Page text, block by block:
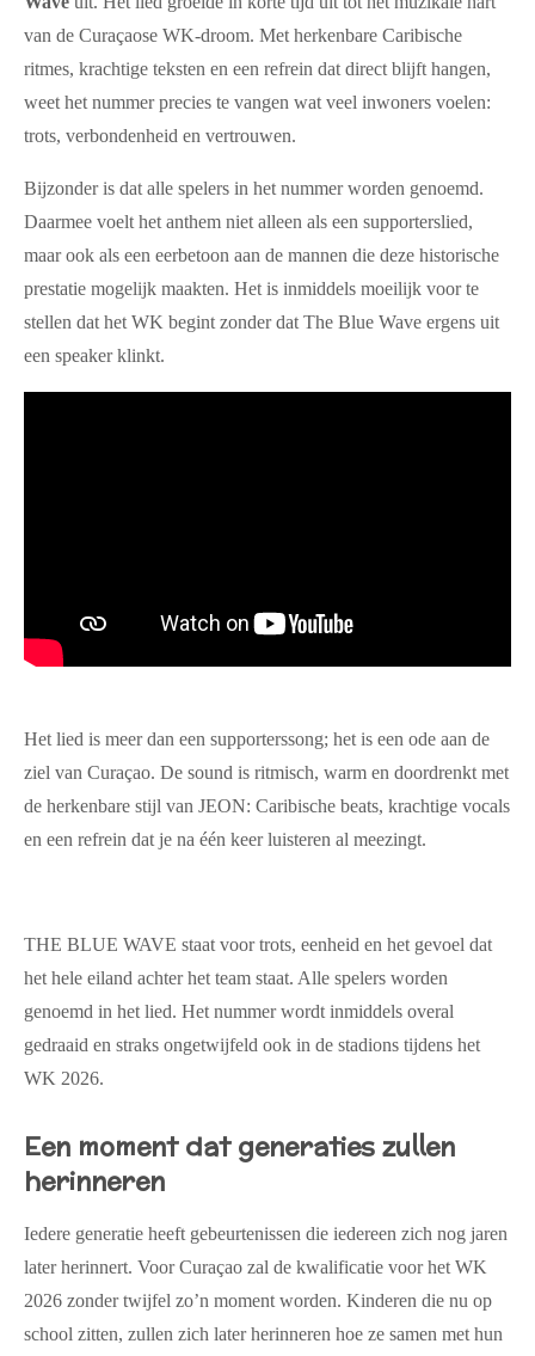
van de Curaçaose WK-droom. Met herkenbare Caribische
ritmes, krachtige teksten en een refrein dat direct blijft hangen,
weet het nummer precies te vangen wat veel inwoners voelen:
trots, verbondenheid en vertrouwen.
Bijzonder is dat alle spelers in het nummer worden genoemd.
Daarmee voelt het anthem niet alleen als een supporterslied,
maar ook als een eerbetoon aan de mannen die deze historische
prestatie mogelijk maakten. Het is inmiddels moeilijk voor te
stellen dat het WK begint zonder dat The Blue Wave ergens uit
een speaker klinkt.
Het lied is meer dan een supporterssong; het is een ode aan de
ziel van Curaçao. De sound is ritmisch, warm en doordrenkt met
de herkenbare stijl van JEON: Caribische beats, krachtige vocals
en een refrein dat je na één keer luisteren al meezingt.
THE BLUE WAVE staat voor trots, eenheid en het gevoel dat
het hele eiland achter het team staat. Alle spelers worden
genoemd in het lied. Het nummer wordt inmiddels overal
gedraaid en straks ongetwijfeld ook in de stadions tijdens het
WK 2026.
Een moment dat generaties zullen
herinneren
Iedere generatie heeft gebeurtenissen die iedereen zich nog jaren
later herinnert. Voor Curaçao zal de kwalificatie voor het WK
2026 zonder twijfel zo’n moment worden. Kinderen die nu op
school zitten, zullen zich later herinneren hoe ze samen met hun